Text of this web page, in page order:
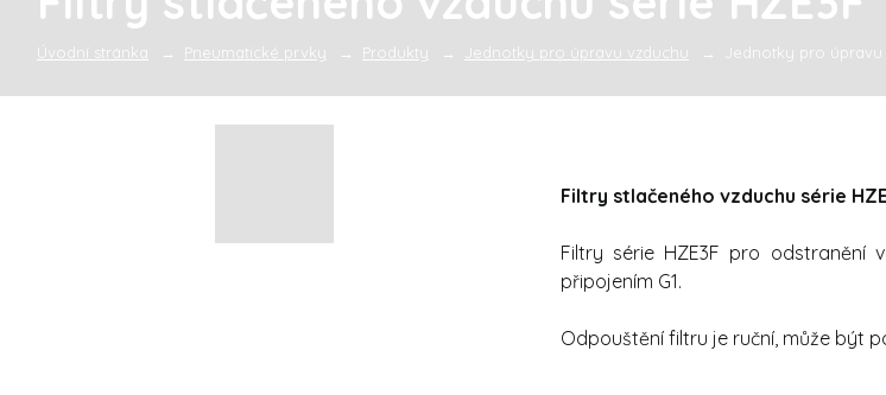
Úvodní stránka Pneumatické prvky Produkty Jednotky pro úpravu vzduchu Jednotky pro úpravu
Filtry stlačeného vzduchu série
Filtry série HZE3F pro odstranění
připojením G1.
Odpouštění filtru je ruční, může být